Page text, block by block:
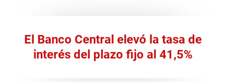
El Banco Central elevó la tasa de
interés del plazo fijo al 41,5%